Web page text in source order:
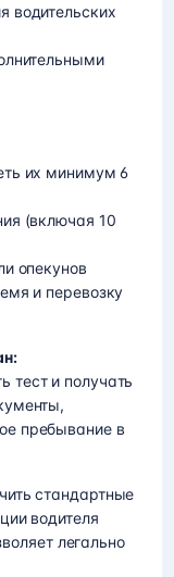
водительских
их минимум 6
(включая 10
опекунов
и перевозку
тест и получать
пребывание в
стандартные
водителя
легально